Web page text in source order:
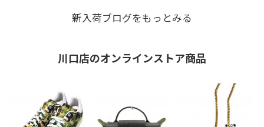
ーな日常着が入荷
新入荷ブログをもっとみる
川口店のオンラインストア商品